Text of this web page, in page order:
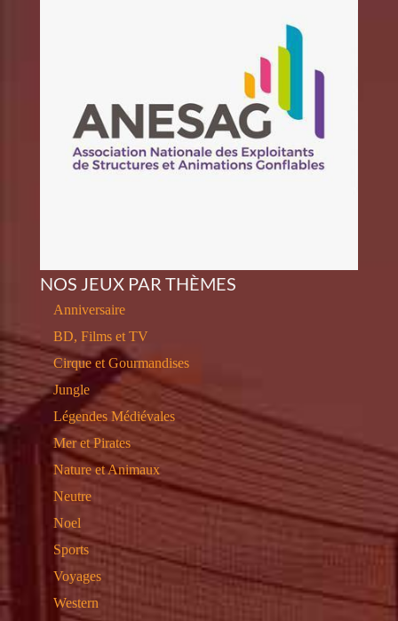
NOS JEUX PAR THÈMES
Anniversaire
BD, Films et TV
Cirque et Gourmandises
Jungle
Légendes Médiévales
Mer et Pirates
Nature et Animaux
Neutre
Noel
Sports
Voyages
Western